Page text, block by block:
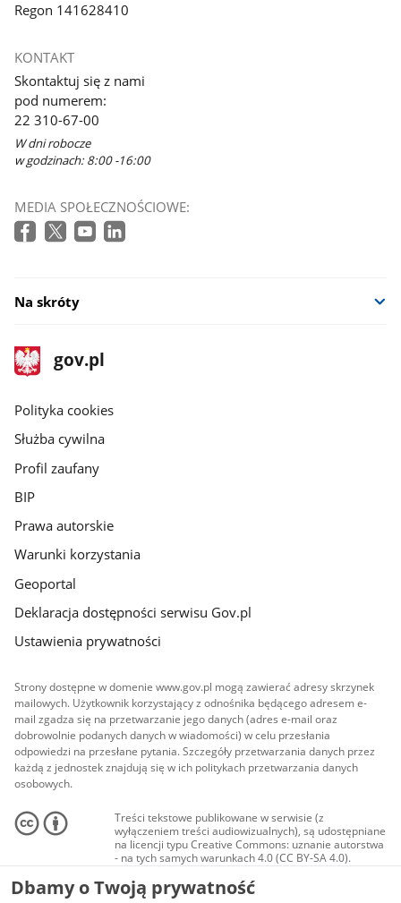
Regon 141628410
KONTAKT
Skontaktuj się z nami
pod numerem:
22 310-67-00
W dni robocze
w godzinach: 8:00 -16:00
MEDIA SPOŁECZNOŚCIOWE:
Na skróty
stopka
gov.pl
Strona
gov.pl
gov.pl
Polityka cookies
Służba cywilna
Profil zaufany
BIP
Prawa autorskie
Warunki korzystania
Geoportal
Deklaracja dostępności serwisu Gov.pl
Ustawienia prywatności
Strony dostępne w domenie www.gov.pl mogą zawierać adresy skrzynek
mailowych. Użytkownik korzystający z odnośnika będącego adresem e-
mail zgadza się na przetwarzanie jego danych (adres e-mail oraz
dobrowolnie podanych danych w wiadomości) w celu przesłania
odpowiedzi na przesłane pytania. Szczegóły przetwarzania danych przez
każdą z jednostek znajdują się w ich politykach przetwarzania danych
osobowych.
Treści tekstowe publikowane w serwisie (z
wyłączeniem treści audiowizualnych), są udostępniane
na licencji typu Creative Commons: uznanie autorstwa
- na tych samych warunkach 4.0 (CC BY-SA 4.0).
Materiały audiowizualne, w tym zdjęcia, materiały
audio i wideo, są udostępniane na licencji typu
Creative Commons: uznanie autorstwa użycie
Dbamy o Twoją prywatność